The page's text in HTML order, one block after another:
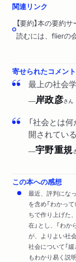
関連リンク
【要約】本の要
読むには、flierの
寄せられたコメント
最上の社会
──岸政彦さん
「社会とは
開されている
──宇野重規
この本への感想
最近、評判にな
を含め「わかっ
ちで作り上げた
在」とし、「わ
が、よりよい社
社会について「
もわかり易く説